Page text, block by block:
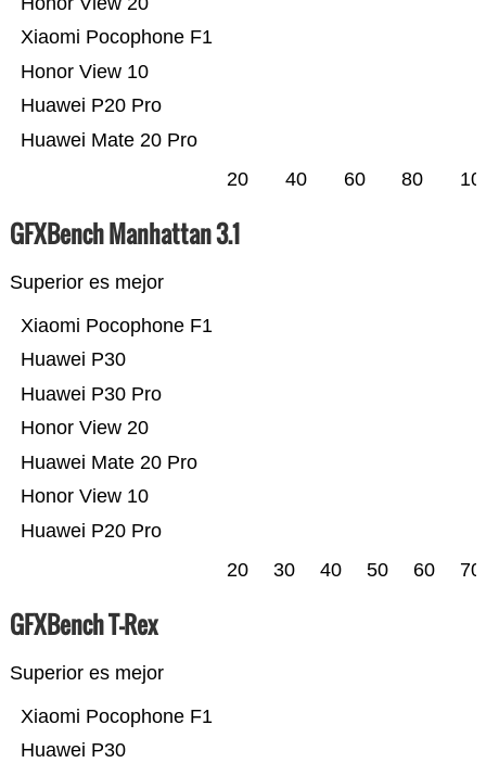
Huawei Mate 20 Pro
Huawei P20 Pro
Honor View 10
Xiaomi Pocophone F1
20 40 60 80
GFXBench Manhattan 3.1
Superior es mejor
Huawei P20 Pro
Honor View 10
Huawei Mate 20 Pro
Honor View 20
Huawei P30 Pro
Huawei P30
Xiaomi Pocophone F1
20 30 40 50 60 70
GFXBench T-Rex
Superior es mejor
Huawei P30
Xiaomi Pocophone F1